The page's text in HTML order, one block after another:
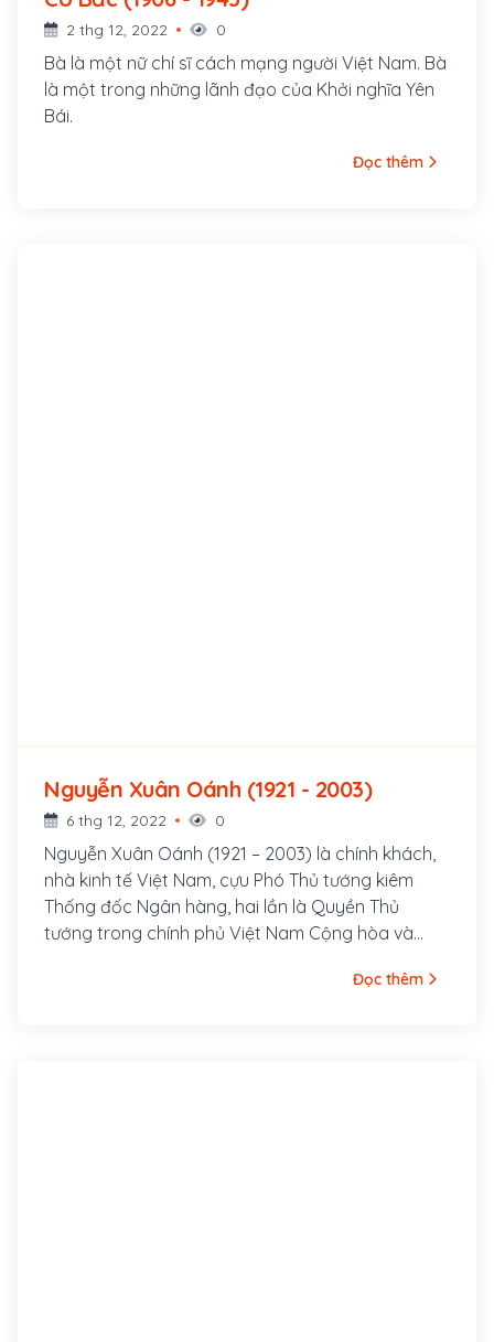
2 thg 12, 2022 0
Bà là một nữ chí sĩ cách mạng người Việt Nam. Bà
là một trong những lãnh đạo của Khởi nghĩa Yên
Bái.
Đọc thêm
Nguyễn Xuân Oánh (1921 - 2003)
6 thg 12, 2022 0
Nguyễn Xuân Oánh (1921 – 2003) là chính khách,
nhà kinh tế Việt Nam, cựu Phó Thủ tướng kiêm
Thống đốc Ngân hàng, hai lần là Quyền Thủ
tướng trong chính phủ Việt Nam Cộng hòa và
Đọc thêm